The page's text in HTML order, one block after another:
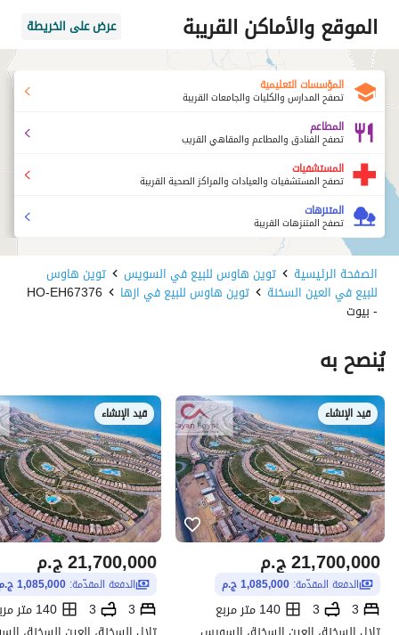
الموقع والأماكن القريبة عرض على الخريطة
المؤسسات التعليمية
تصفح المدارس والكليات والجامعات القريبة
المطاعم
تصفح الفنادق والمطاعم والمقاهي القريب
المستشفيات
تصفح المستشفيات والعيادات والمراكز الصحية القريبة
المتنزهات
تصفح المتنزهات القريبة
الصفحة الرئيسية توين هاوس للبيع في السويس توين هاوس
للبيع في العين السخنة توين هاوس للبيع في ازها HO-EH67376
- بيوت
يُنصح به
قيد الإنشاء
ج.م21,700,000
الدفعة المقدّمة: 1,085,000 ج.م
3
3
140 متر مربع
قيد الإنشاء
ج.م21,700,000
الدفعة المقدّمة: 1,085,000 ج.م
3
3
140 متر مربع